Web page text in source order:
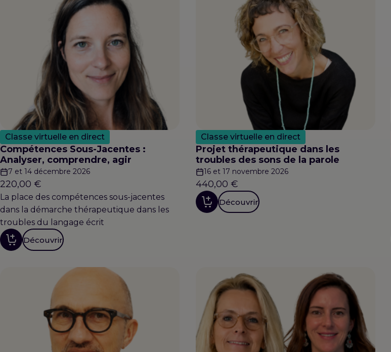
Classe virtuelle en direct
Compétences Sous-Jacentes :
Analyser, comprendre, agir
7 et 14 décembre 2026
220,00 €
La place des compétences sous-jacentes
dans la démarche thérapeutique dans les
troubles du langage écrit
Découvrir
Classe virtuelle en direct
Projet thérapeutique dans les
troubles des sons de la parole
16 et 17 novembre 2026
440,00 €
Découvrir